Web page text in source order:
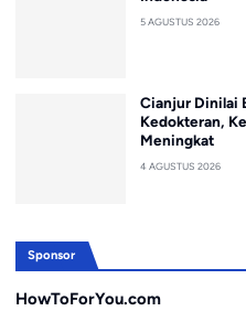
5 AGUSTUS 2026
Cianjur Dinilai
Kedokteran,
Meningkat
4 AGUSTUS 2026
Sponsor
HowToForYou.com